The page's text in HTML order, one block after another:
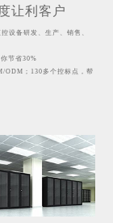
让利客户
设备研发、生产、销售、
节省30%
ODM；130多个控标点，帮